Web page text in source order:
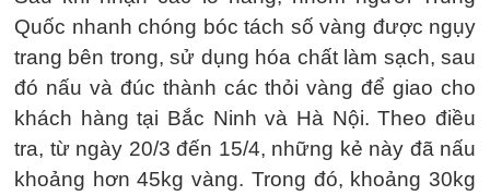
Quốc nhanh chóng bóc tách số vàng được ngụy
trang bên trong, sử dụng hóa chất làm sạch, sau
đó nấu và đúc thành các thỏi vàng để giao cho
khách hàng tại Bắc Ninh và Hà Nội. Theo điều
tra, từ ngày 20/3 đến 15/4, những kẻ này đã nấu
khoảng hơn 45kg vàng. Trong đó, khoảng 30kg